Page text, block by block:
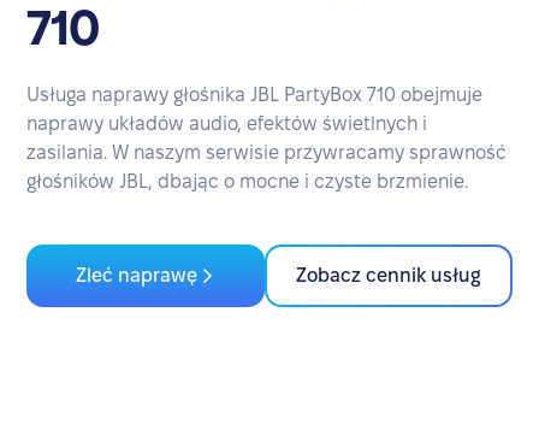
710
Usługa naprawy głośnika JBL PartyBox 710 obejmuje
naprawy układów audio, efektów świetlnych i
zasilania. W naszym serwisie przywracamy sprawność
głośników JBL, dbając o mocne i czyste brzmienie.
Zleć naprawę Zobacz cennik usług